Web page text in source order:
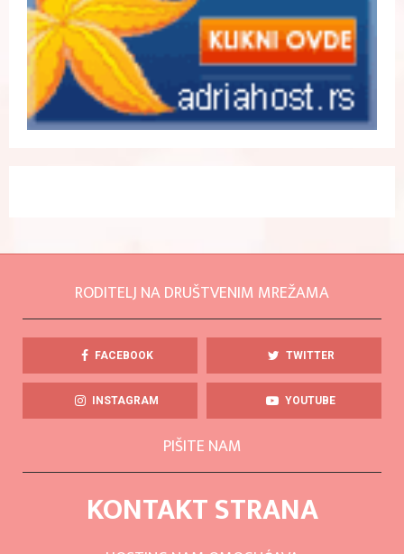
RODITELJ NA DRUŠTVENIM MREŽAMA
FACEBOOK TWITTER
INSTAGRAM YOUTUBE
PIŠITE NAM
KONTAKT STRANA